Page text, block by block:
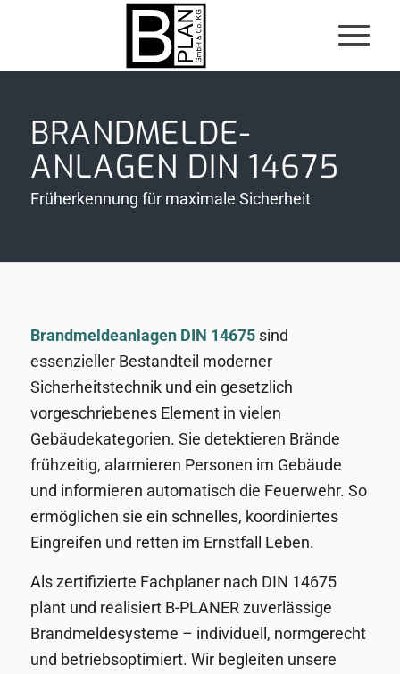
BRAND­MELDE­
ANLAGEN DIN 14675
Früherkennung für maximale Sicherheit
Brandmeldeanlagen DIN 14675sind
essenzieller Bestandteil moderner
Sicherheitstechnik und ein gesetzlich
vorgeschriebenes Element in vielen
Gebäudekategorien. Sie detektieren Brände
frühzeitig, alarmieren Personen im Gebäude
und informieren automatisch die Feuerwehr. So
ermöglichen sie ein schnelles, koordiniertes
Eingreifen und retten im Ernstfall Leben.
Als zertifizierte Fachplaner nach DIN 14675
plant und realisiert B-PLANER zuverlässige
Brandmeldesysteme – individuell, normgerecht
und betriebsoptimiert. Wir begleiten unsere